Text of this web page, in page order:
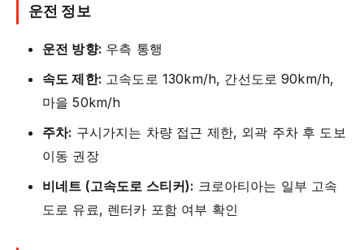
운전 정보
운전 방향: 우측 통행
속도 제한: 고속도로 130km/h, 간선도로 90km/h,
마을 50km/h
주차: 구시가지는 차량 접근 제한, 외곽 주차 후 도보
이동 권장
비네트 (고속도로 스티커): 크로아티아는 일부 고속
도로 유료, 렌터카 포함 여부 확인